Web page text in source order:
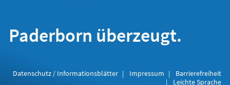
Paderborn überzeugt.
Datenschutz / Informationsblätter Impressum
Barrierefreiheit
Leichte Sprache